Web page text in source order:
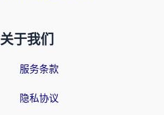
关于我们
服务条款
隐私协议